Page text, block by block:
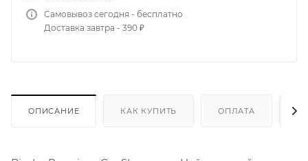
Самовывоз сегодня - бесплатно
Доставка завтра - 390 ₽
ОПИСАНИЕ КАК КУПИТЬ ОПЛАТА